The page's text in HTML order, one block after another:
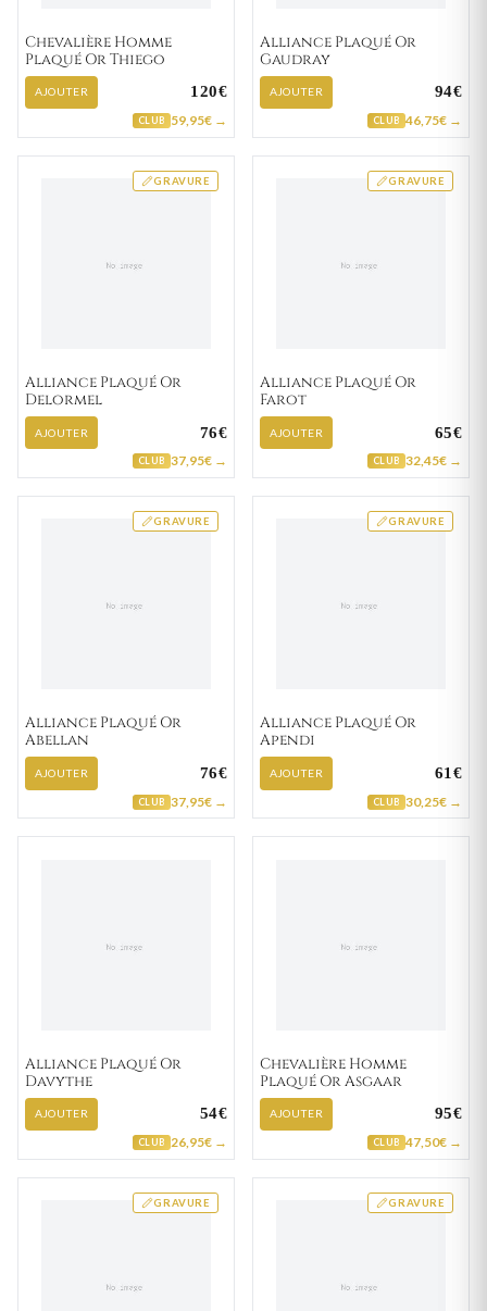
Chevalière Homme
Plaqué Or Thiego
AJOUTER 120€
CLUB 59,95€ →
Alliance Plaqué Or
Gaudray
AJOUTER 94€
CLUB 46,75€ →
GRAVURE
Alliance Plaqué Or
Delormel
AJOUTER 76€
CLUB 37,95€ →
GRAVURE
Alliance Plaqué Or
Farot
AJOUTER 65€
CLUB 32,45€ →
GRAVURE
Alliance Plaqué Or
Abellan
AJOUTER 76€
CLUB 37,95€ →
GRAVURE
Alliance Plaqué Or
Apendi
AJOUTER 61€
CLUB 30,25€ →
Alliance Plaqué Or
Davythe
AJOUTER 54€
CLUB 26,95€ →
Chevalière Homme
Plaqué Or Asgaar
AJOUTER 95€
CLUB 47,50€ →
GRAVURE GRAVURE